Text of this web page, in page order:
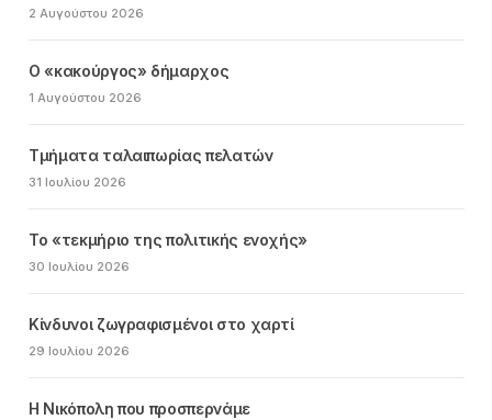
2 Αυγούστου 2026
Ο «κακούργος» δήμαρχος
1 Αυγούστου 2026
Τμήματα ταλαιπωρίας πελατών
31 Ιουλίου 2026
Το «τεκμήριο της πολιτικής ενοχής»
30 Ιουλίου 2026
Κίνδυνοι ζωγραφισμένοι στο χαρτί
29 Ιουλίου 2026
Η Νικόπολη που προσπερνάμε